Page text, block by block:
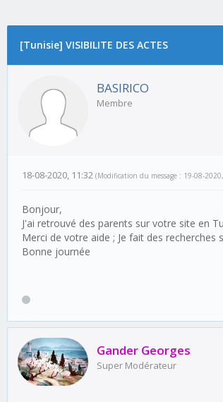
[Tunisie] VISIBILITE DES ACTES
BASIRICO
Membre
18-08-2020, 11:32 (Modification du message : 19-08-
Bonjour,
J'ai retrouvé des parents sur votre site en
Merci de votre aide ; Je fait des recherches
Bonne journée
Gander Georges
Super Modérateur